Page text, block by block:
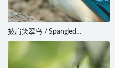
披肩笑翠鸟 / Spangled
Kookaburra / Dacelo tyro